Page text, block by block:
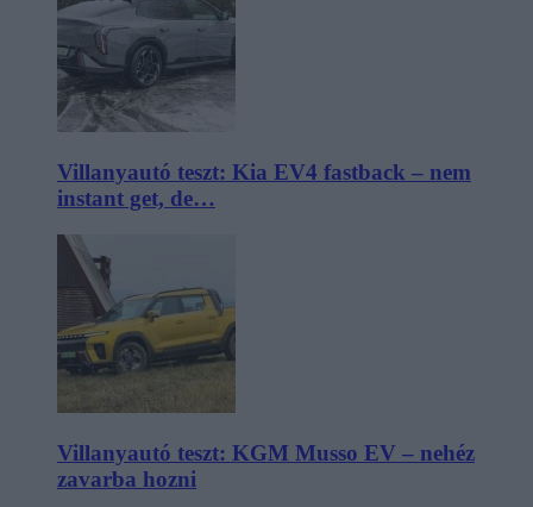
Villanyautó teszt: Kia EV4 fastback – nem
instant get, de…
Villanyautó teszt: KGM Musso EV – nehéz
zavarba hozni